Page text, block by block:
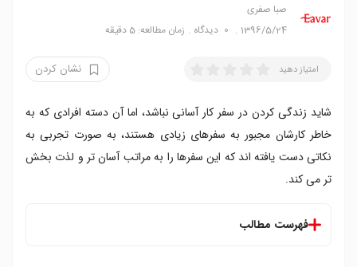
صبا صفری
1396/5/24
0 دیدگاه زمان مطالعه: 5 دقیقه
امتیاز دهید نشان کردن
شاید زندگی کردن در سفر کار آسانی نباشد، اما آن دسته افرادی که به
خاطر کارشان مجبور به سفرهای زیادی هستند، به صورت تجربی به
نکاتی دست یافته اند که این سفرها را به مراتب آسان تر و لذت بخش
تر می کند.
فهرست مطالب